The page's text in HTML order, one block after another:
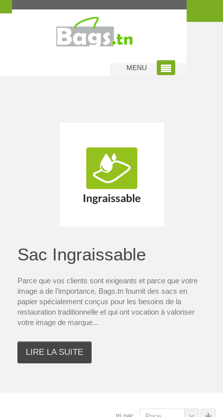
MENU
Home | Sac Ingraissable
Sac Ingraissable
Parce que vos clients sont exigeants et parce que votre
image a de l’importance, Bags.tn fournit des sacs en
papier spécialement conçus pour les besoins de la
restauration traditionnelle et qui ont vocation à valoriser
votre image de marque...
LIRE LA SUITE